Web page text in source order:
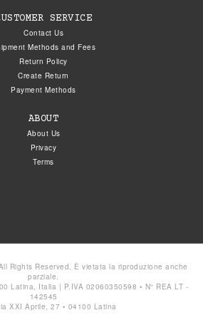
SERVICE
Contact Us
Methods and Fees
Return Policy
Create Return
Payment Methods
ABOUT
About Us
Privacy
Terms
Rights Reserved. È vietata la riproduzione anche
parziale.
Latina, Italia | P.IVA 02060350598 • N° REA LT -
142545
XXI Aprile, 27 • 04100 Latina